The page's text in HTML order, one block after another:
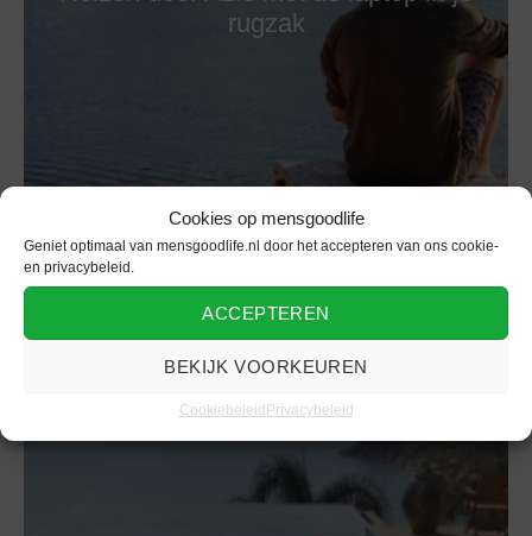
Cookies op mensgoodlife
Geniet optimaal van mensgoodlife.nl door het accepteren van ons cookie-
en privacybeleid.
ACCEPTEREN
BEKIJK VOORKEUREN
Cookiebeleid Privacybeleid
rugzak